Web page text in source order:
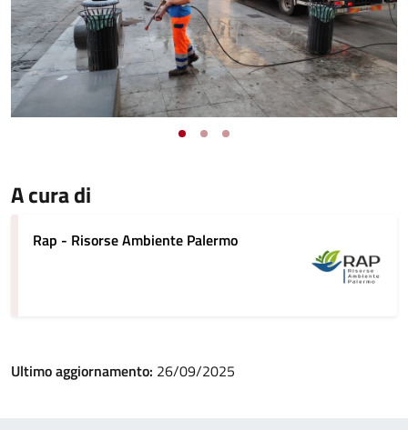
A cura di
Rap - Risorse Ambiente Palermo
Ultimo aggiornamento: 26/09/2025